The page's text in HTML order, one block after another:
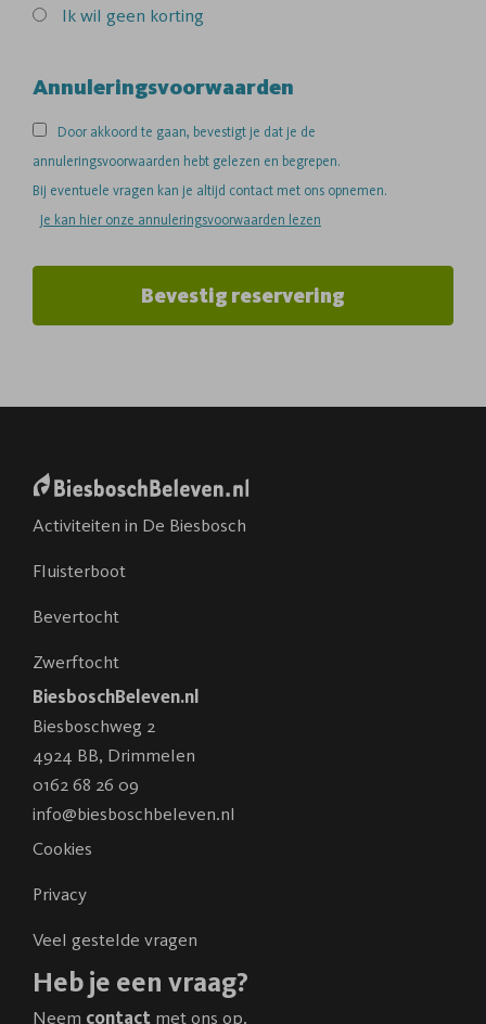
Ik wil geen korting
Annuleringsvoorwaarden
Door akkoord te gaan, bevestigt je dat je de
annuleringsvoorwaarden hebt gelezen en begrepen.
Bij eventuele vragen kan je altijd contact met ons opnemen.
Je kan hier onze annuleringsvoorwaarden lezen
Bevestig reservering
Activiteiten in De Biesbosch
Fluisterboot
Bevertocht
Zwerftocht
BiesboschBeleven.nl
Biesboschweg 2
4924 BB, Drimmelen
0162 68 26 09
info@biesboschbeleven.nl
Cookies
Privacy
Veel gestelde vragen
Heb je een vraag?
Neem contact met ons op.